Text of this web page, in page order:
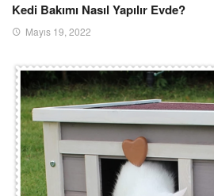
Kedi Bakımı Nasıl Yapılır Evde?
Mayıs 19, 2022